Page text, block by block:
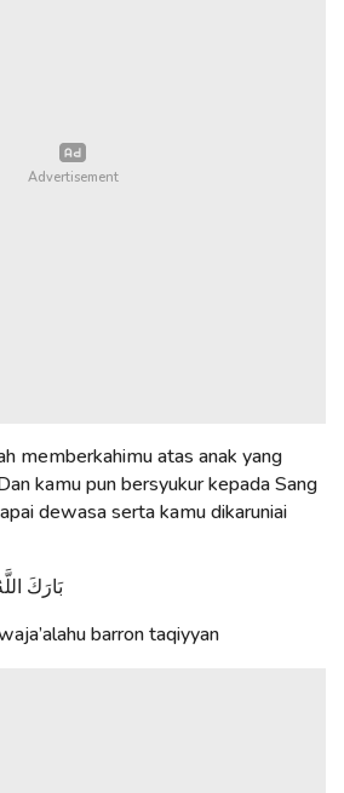
memberkahimu atas anak yang
kamu pun bersyukur kepada Sang
dewasa serta kamu dikaruniai
بَارَكَ
barron taqiyyan